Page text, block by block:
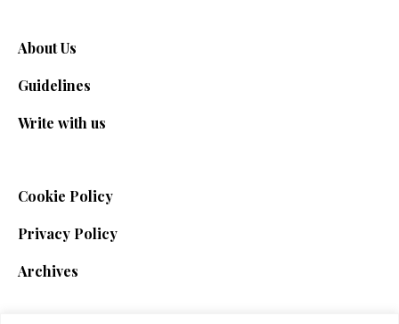
About Us
Guidelines
Write with us
Cookie Policy
Privacy Policy
Archives